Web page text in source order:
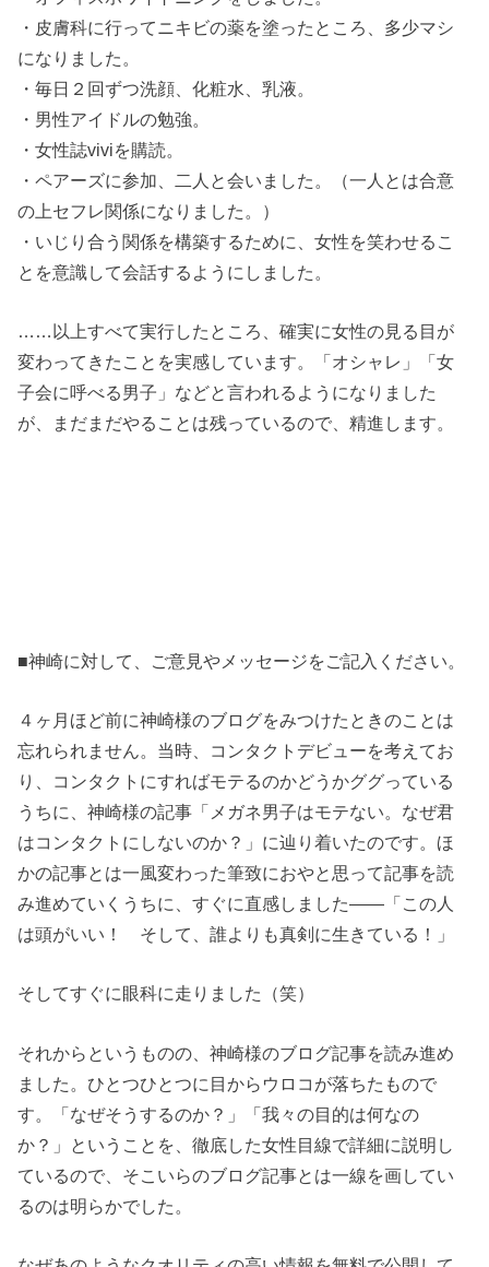
・皮膚科に行ってニキビの薬を塗ったところ、多少マシ
になりました。
・毎日２回ずつ洗顔、化粧水、乳液。
・男性アイドルの勉強。
・女性誌viviを購読。
・ペアーズに参加、二人と会いました。（一人とは合意
の上セフレ関係になりました。）
・いじり合う関係を構築するために、女性を笑わせるこ
とを意識して会話するようにしました。
……以上すべて実行したところ、確実に女性の見る目が
変わってきたことを実感しています。「オシャレ」「女
子会に呼べる男子」などと言われるようになりました
が、まだまだやることは残っているので、精進します。
■神崎に対して、ご意見やメッセージをご記入ください。
４ヶ月ほど前に神崎様のブログをみつけたときのことは
忘れられません。当時、コンタクトデビューを考えてお
り、コンタクトにすればモテるのかどうかググっている
うちに、神崎様の記事「メガネ男子はモテない。なぜ君
はコンタクトにしないのか？」に辿り着いたのです。ほ
かの記事とは一風変わった筆致におやと思って記事を読
み進めていくうちに、すぐに直感しました――「この人
は頭がいい！ そして、誰よりも真剣に生きている！」
そしてすぐに眼科に走りました（笑）
それからというものの、神崎様のブログ記事を読み進め
ました。ひとつひとつに目からウロコが落ちたもので
す。「なぜそうするのか？」「我々の目的は何なの
か？」ということを、徹底した女性目線で詳細に説明し
ているので、そこいらのブログ記事とは一線を画してい
るのは明らかでした。